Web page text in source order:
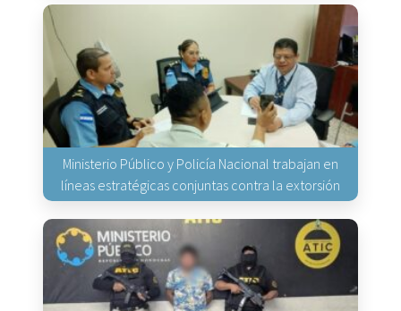
Ministerio Público y Policía Nacional trabajan en
líneas estratégicas conjuntas contra la extorsión